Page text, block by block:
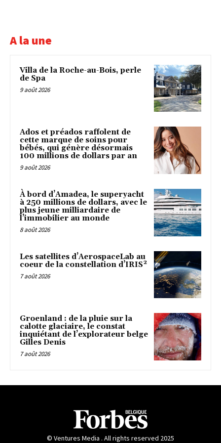
A la une
Villa de la Roche-au-Bois, perle
de Spa
9 août 2026
Ados et préados raffolent de
cette marque de soins pour
bébés, qui génère désormais
100 millions de dollars par an
9 août 2026
À bord d’Amadea, le superyacht
à 250 millions de dollars, avec le
plus jeune milliardaire de
l’immobilier au monde
8 août 2026
Les satellites d’AerospaceLab au
coeur de la constellation d’IRIS²
7 août 2026
Groenland : de la pluie sur la
calotte glaciaire, le constat
inquiétant de l’explorateur belge
Gilles Denis
7 août 2026
© Ventures Media . All rights reserved 2025